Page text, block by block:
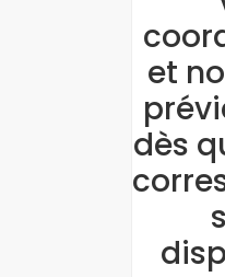
et
dès